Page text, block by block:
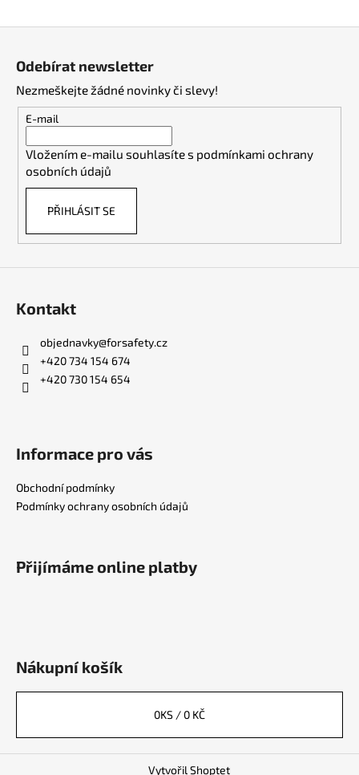
Odebírat newsletter
Nezmeškejte žádné novinky či slevy!
E-mail
Vložením e-mailu souhlasíte s podmínkami ochrany
osobních údajů
PŘIHLÁSIT SE
Kontakt
objednavky@forsafety.cz
+420 734 154 674
+420 730 154 654
Informace pro vás
Obchodní podmínky
Podmínky ochrany osobních údajů
Přijímáme online platby
Nákupní košík
0KS / 0 KČ
Vytvořil Shoptet